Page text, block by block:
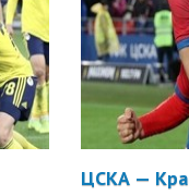
ЦСКА —